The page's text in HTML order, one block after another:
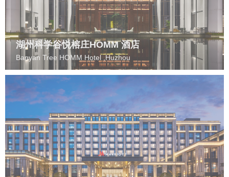
湖州科学谷悦榕庄HOMM 酒店
Banyan Tree HOMM Hotel ,Huzhou